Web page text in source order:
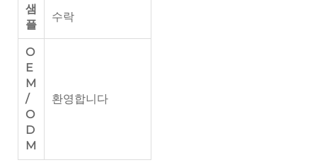
샘
플
수락
O
E
M
/
O
D
M
환영합니다